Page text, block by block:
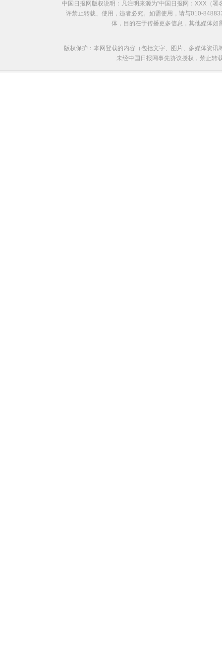
中国日报网版权说明：凡注明来源为“中国日报网：XXX（
许禁止转载、使用，违者必究。如需使用，请与010-
体，目的在于传播更多信息，其他媒体
版权保护：本网登载的内容（包括文字、图片、多媒体资
未经中国日报网事先协议授权，禁止转